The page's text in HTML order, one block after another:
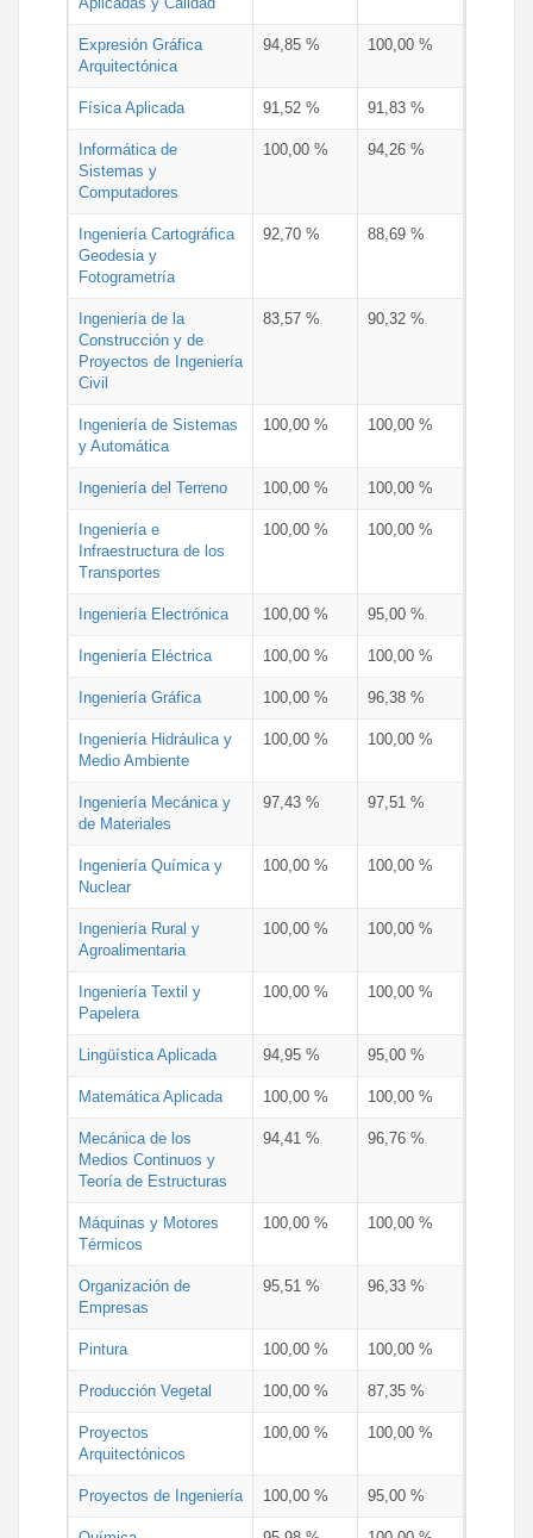
Expresión Gráfica
Arquitectónica
94,85 % 100,00 %
Física Aplicada 91,52 % 91,83 %
Informática de
Sistemas y
Computadores
100,00 % 94,26 %
Ingeniería Cartográfica
Geodesia y
Fotogrametría
92,70 % 88,69 %
Ingeniería de la
Construcción y de
Proyectos de Ingeniería
Civil
83,57 % 90,32 %
Ingeniería de Sistemas
y Automática
100,00 % 100,00 %
Ingeniería del Terreno 100,00 % 100,00 %
Ingeniería e
Infraestructura de los
Transportes
100,00 % 100,00 %
Ingeniería Electrónica 100,00 % 95,00 %
Ingeniería Eléctrica 100,00 % 100,00 %
Ingeniería Gráfica 100,00 % 96,38 %
Ingeniería Hidráulica y
Medio Ambiente
100,00 % 100,00 %
Ingeniería Mecánica y
de Materiales
97,43 % 97,51 %
Ingeniería Química y
Nuclear
100,00 % 100,00 %
Ingeniería Rural y
Agroalimentaria
100,00 % 100,00 %
Ingeniería Textil y
Papelera
100,00 % 100,00 %
Lingüística Aplicada 94,95 % 95,00 %
Matemática Aplicada 100,00 % 100,00 %
Mecánica de los
Medios Continuos y
Teoría de Estructuras
94,41 % 96,76 %
Máquinas y Motores
Térmicos
100,00 % 100,00 %
Organización de
Empresas
95,51 % 96,33 %
Pintura 100,00 % 100,00 %
Producción Vegetal 100,00 % 87,35 %
Proyectos
Arquitectónicos
100,00 % 100,00 %
Proyectos de Ingeniería 100,00 % 95,00 %